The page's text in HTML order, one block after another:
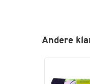
Andere